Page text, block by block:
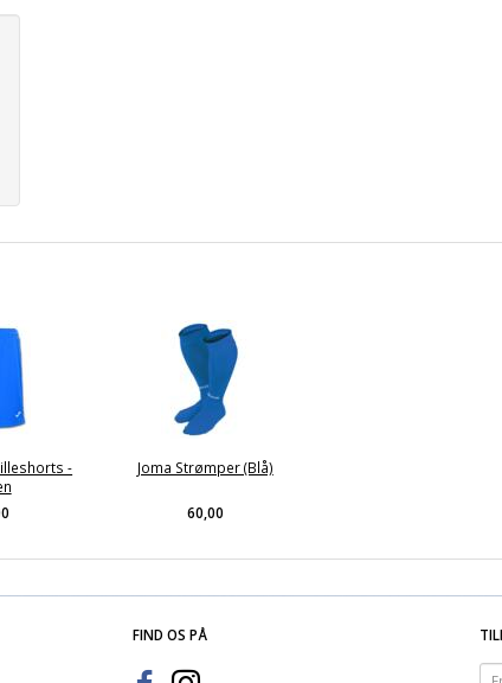
-
Joma Strømper (Blå)
60,00
FIND OS PÅ